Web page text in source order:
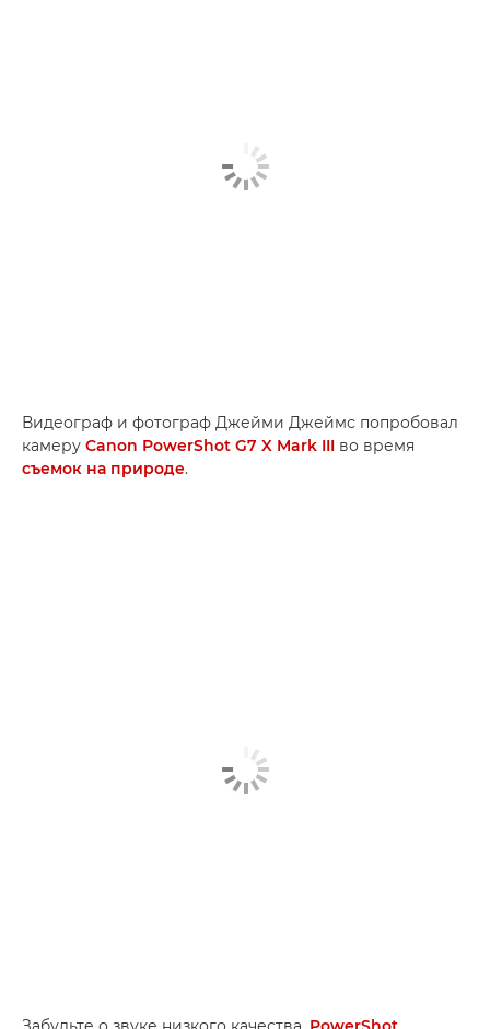
Видеограф и фотограф Джейми Джеймс попробовал
камеру Canon PowerShot G7 X Mark III во время
съемок на природе.